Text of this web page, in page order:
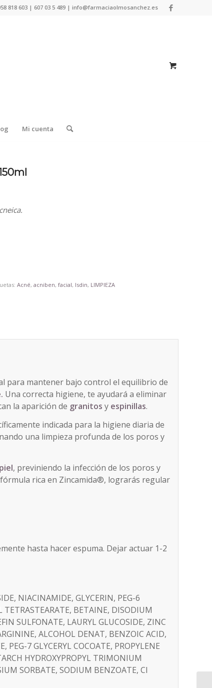
818 603 | 607 03 5 489 | info@farmaciaolmosanchez.es
Mi cuenta
Acné,acniben,facial, Isdin, LIMPIEZA
para mantener bajo control el equilibrio de
Una correcta higiene, te ayudará a eliminar
la aparición de granitos y espinillas.
indicada para la higiene diaria de
una limpieza profunda de los poros y
, previniendo la infección de los poros y
rica en Zincamida®, lograrás regular
hasta hacer espuma. Dejar actuar 1-2
NIACINAMIDE, GLYCERIN, PEG-6
TETRASTEARATE, BETAINE, DISODIUM
SULFONATE, LAURYL GLUCOSIDE, ZINC
ALCOHOL DENAT, BENZOIC ACID,
PEG-7 GLYCERYL COCOATE, PROPYLENE
HYDROXYPROPYL TRIMONIUM
SORBATE, SODIUM BENZOATE, CI